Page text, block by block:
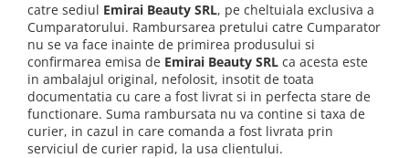
catre sediul Emirai Beauty SRL, pe cheltuiala exclusiva a
Cumparatorului. Rambursarea pretului catre Cumparator
nu se va face inainte de primirea produsului si
confirmarea emisa de Emirai Beauty SRL ca acesta este
in ambalajul original, nefolosit, insotit de toata
documentatia cu care a fost livrat si in perfecta stare de
functionare. Suma rambursata nu va contine si taxa de
curier, in cazul in care comanda a fost livrata prin
serviciul de curier rapid, la usa clientului.